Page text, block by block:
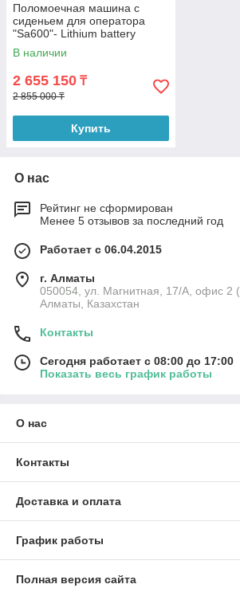
Поломоечная машина с
сиденьем для оператора
"Sa600"- Lithium battery
В наличии
2 655 150 ₸
2 855 000 ₸
Купить
О нас
Рейтинг не сформирован
Менее 5 отзывов за последний год
Работает с 06.04.2015
г. Алматы
050054, ул. Магнитная, 17/А, офис 2
Алматы, Казахстан
Контакты
Сегодня работает с 08:00 до 17:00
Показать весь график работы
О нас
Контакты
Доставка и оплата
График работы
Полная версия сайта